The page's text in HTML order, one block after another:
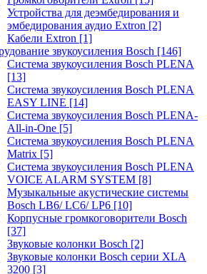
Устройства для деэмбедирования и
эмбедирования аудио Extron [2]
Кабели Extron [1]
звукоусиления Bosch [146]
Система звукоусиления Bosch PLENA
[13]
Система звукоусиления Bosch PLENA
EASY LINE [14]
Система звукоусиления Bosch PLENA-
All-in-One [5]
Система звукоусиления Bosch PLENA
Matrix [5]
Система звукоусиления Bosch PLENA
VOICE ALARM SYSTEM [8]
Музыкальные акустические системы
Bosch LB6/ LC6/ LP6 [10]
Корпусные громкоговорители Bosch
[37]
Звуковые колонки Bosch [2]
Звуковые колонки Bosch серии XLA
3200 [3]